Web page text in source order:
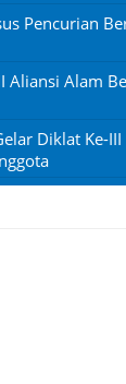
Pencurian
Alam
Diklat Ke-